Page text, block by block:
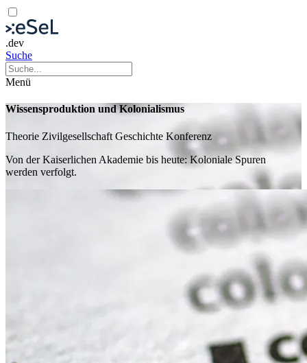
.dev
Suche
Menü
Wissensproduktion und Kolonialismus
Theorie Zivilgesellschaft Geschichte Konferenz
Von der Kaiserlichen Akademie bis heute: Koloniale Spuren
werden verfolgt.